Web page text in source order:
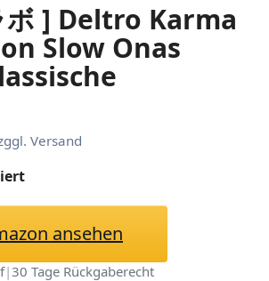
ボ ] Deltro Karma
Slow Onas
× Ultra-
speziell
Gewicht ]
Versand
ansehen
|30 Tage Rückgaberecht